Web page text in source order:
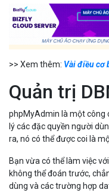
>> Xem thêm: Vài điều cơ
Quản trị
phpMyAdmin là một công
lý các đặc quyền người
ra, nó có thể được coi là
Bạn vừa có thể làm việc
không thể đoán trước,
dùng và các trường hợp